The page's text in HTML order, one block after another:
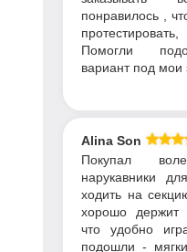
понравилось ,
Помогли
вариант под мои
Alina Son
Покупал
нарукавники
ходить на
хорошо держит
что удобно
подошли -